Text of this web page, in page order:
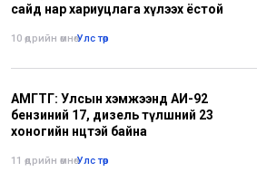
сайд нар хариуцлага хүлээх ёстой
10 өдрийн өмнө•Улс төр
АМГТГ: Улсын хэмжээнд АИ-92
бензиний 17, дизель түлшний 23
хоногийн нөөцтэй байна
11 өдрийн өмнө•Улс төр